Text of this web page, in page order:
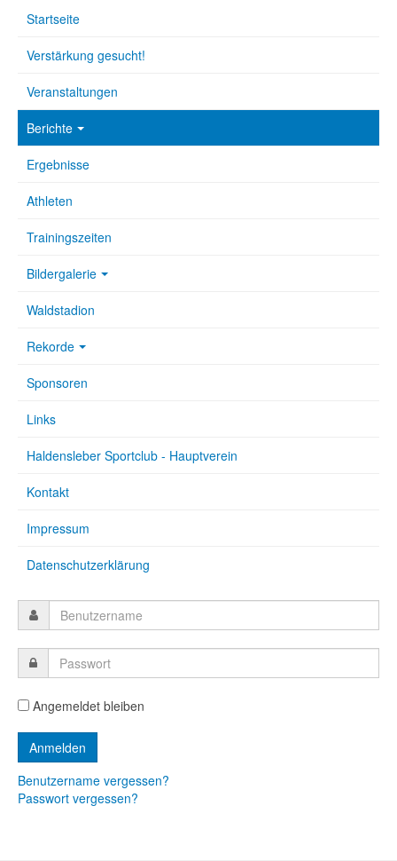
Startseite
Verstärkung gesucht!
Veranstaltungen
Berichte
Ergebnisse
Athleten
Trainingszeiten
Bildergalerie
Waldstadion
Rekorde
Sponsoren
Links
Haldensleber Sportclub - Hauptverein
Kontakt
Impressum
Datenschutzerklärung
Angemeldet bleiben
Benutzername vergessen?
Passwort vergessen?